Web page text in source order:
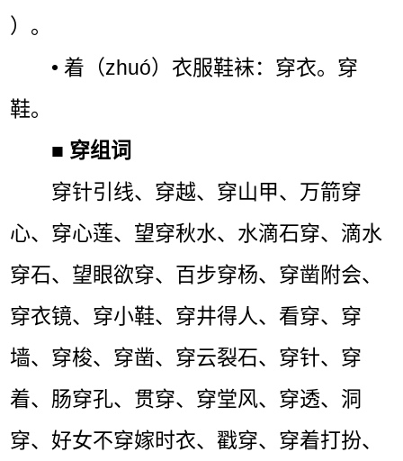
）。
• 着（zhuó）衣服鞋袜：穿衣。穿
鞋。
■ 穿组词
穿针引线、穿越、穿山甲、万箭穿
心、穿心莲、望穿秋水、水滴石穿、滴水
穿石、望眼欲穿、百步穿杨、穿凿附会、
穿衣镜、穿小鞋、穿井得人、看穿、穿
墙、穿梭、穿凿、穿云裂石、穿针、穿
着、肠穿孔、贯穿、穿堂风、穿透、洞
穿、好女不穿嫁时衣、戳穿、穿着打扮、